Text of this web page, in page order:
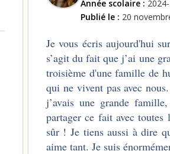
Année scolaire :
Publié le : 20
Je vous écris aujourd'hui
s’agit du fait que j’ai une
troisième d'une famille de
qui ne vivent pas avec
j’avais une grande
partager ce fait avec toutes
sûr ! Je tiens aussi à dire
aime tant. Je suis